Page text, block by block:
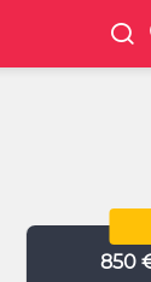
850